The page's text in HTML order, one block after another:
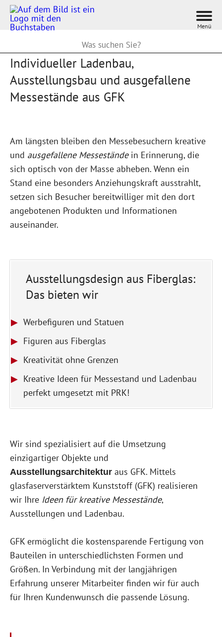
menu
Individueller Ladenbau,
Ausstellungsbau und ausgefallene
Messestände aus GFK
Am längsten bleiben den Messebesuchern kreative
und ausgefallene Messeständein Erinnerung, die
sich optisch von der Masse abheben. Wenn ein
Stand eine besonders Anziehungskraft ausstrahlt,
setzen sich Besucher bereitwilliger mit den dort
angebotenen Produkten und Informationen
auseinander.
Ausstellungsdesign aus Fiberglas:
Das bieten wir
Werbefiguren und Statuen
Figuren aus Fiberglas
Kreativität ohne Grenzen
Kreative Ideen für Messestand und Ladenbau
perfekt umgesetzt mit PRK!
Wir sind spezialisiert auf die Umsetzung
einzigartiger Objekte und
Ausstellungsarchitektur aus GFK. Mittels
glasfaserverstärktem Kunststoff (GFK) realisieren
wir Ihre Ideen für kreative Messestände,
Ausstellungen und Ladenbau.
GFK ermöglicht die kostensparende Fertigung von
Bauteilen in unterschiedlichsten Formen und
Größen. In Verbindung mit der langjährigen
Erfahrung unserer Mitarbeiter finden wir für auch
für Ihren Kundenwunsch die passende Lösung.